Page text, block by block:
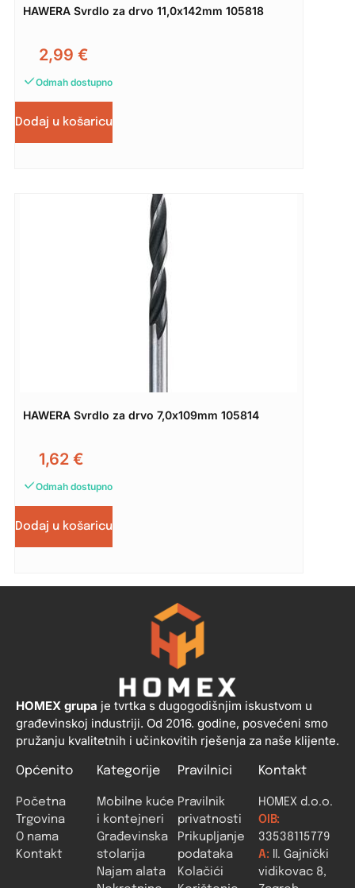
HAWERA Svrdlo za drvo 11,0x142mm 105818
2,99 €
Odmah dostupno
Dodaj u košaricu
HAWERA Svrdlo za drvo 7,0x109mm 105814
1,62 €
Odmah dostupno
Dodaj u košaricu
HOMEX grupa je tvrtka s dugogodišnjim iskustvom u
građevinskoj industriji. Od 2016. godine, posvećeni smo
pružanju kvalitetnih i učinkovitih rješenja za naše klijente.
Općenito
Početna
Trgovina
O nama
Kontakt
Kategorije
Mobilne kuće
i kontejneri
Građevinska
stolarija
Najam alata
Pravilnici
Pravilnik
privatnosti
Prikupljanje
podataka
Kolačići
Kontakt
HOMEX d.o.o.
OIB:
33538115779
A: II. Gajnički
vidikovac 8,